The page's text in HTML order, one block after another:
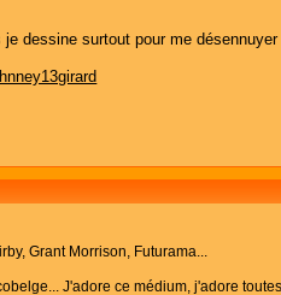
dessine surtout pour me
Grant Morrison, Futurama...
J'adore ce médium, j'adore